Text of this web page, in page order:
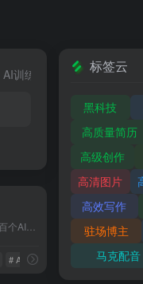
AI训练模型 AI行业分类
# AI一站通 # AI一站通合
标签云
黑科技
高质量简历
高级创作
高清图片
高效写作
驻场博主
马克配音